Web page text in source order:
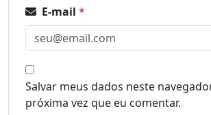
E-mail *
Salvar meus dados neste
próxima vez que eu comentar.